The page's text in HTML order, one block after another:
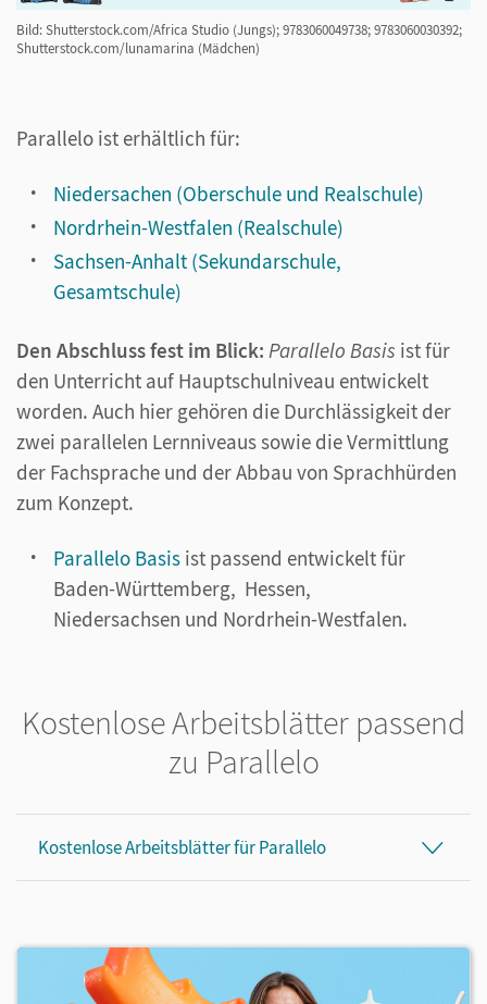
Bild: Shutterstock.com/Africa Studio (Jungs); 9783060049738; 9783060030392;
Shutterstock.com/lunamarina (Mädchen)
Parallelo ist erhältlich für:
Niedersachen (Oberschule und Realschule)
Nordrhein-Westfalen (Realschule)
Sachsen-Anhalt (Sekundarschule,
Gesamtschule)
Den Abschluss fest im Blick: Parallelo Basis ist für
den Unterricht auf Hauptschulniveau entwickelt
worden. Auch hier gehören die Durchlässigkeit der
zwei parallelen Lernniveaus sowie die Vermittlung
der Fachsprache und der Abbau von Sprachhürden
zum Konzept.
Parallelo Basis ist passend entwickelt für
Baden-Württemberg, Hessen,
Niedersachsen und Nordrhein-Westfalen.
Kostenlose Arbeitsblätter passend
zu Parallelo
Kostenlose Arbeitsblätter für Parallelo